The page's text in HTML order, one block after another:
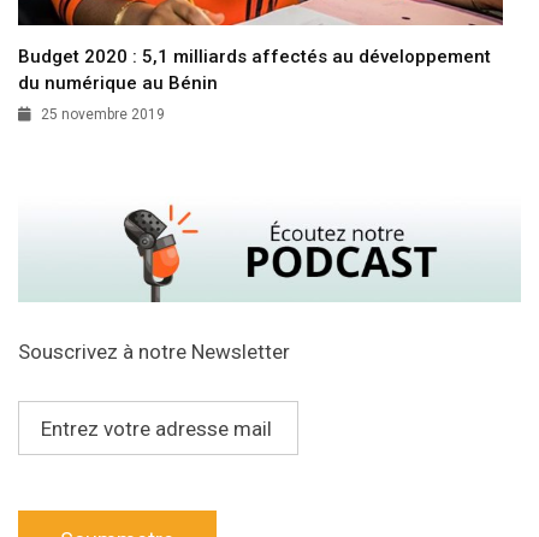
Budget 2020 : 5,1 milliards affectés au développement
du numérique au Bénin
25 novembre 2019
Souscrivez à notre Newsletter